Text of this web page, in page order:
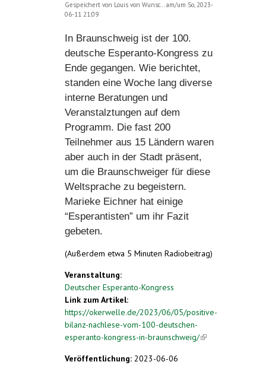
Gespeichert von Louis von Wunsc...am/um So, 2023-
06-11 21:09
In Braunschweig ist der 100.
deutsche Esperanto-Kongress zu
Ende gegangen. Wie berichtet,
standen eine Woche lang diverse
interne Beratungen und
Veranstalztungen auf dem
Programm. Die fast 200
Teilnehmer aus 15 Ländern waren
aber auch in der Stadt präsent,
um die Braunschweiger für diese
Weltsprache zu begeistern.
Marieke Eichner hat einige
“Esperantisten” um ihr Fazit
gebeten.
(Außerdem etwa 5 Minuten Radiobeitrag)
Veranstaltung:
Deutscher Esperanto-Kongress
Link zum Artikel:
https://okerwelle.de/2023/06/05/positive-
bilanz-nachlese-vom-100-deutschen-
esperanto-kongress-in-braunschweig/(link is
Veröffentlichung: 2023-06-06